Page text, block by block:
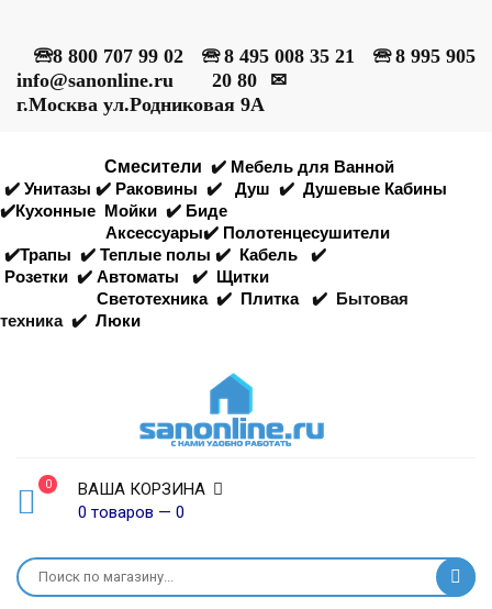
🕾8 800 707 99 02 🕾 8 495 008 35 21 🕾 8 995 905
20 80
✉
info@sanonline.ru
г.Москва ул.Родниковая 9А
Смесители ✔️ Мебель для Ванной
✔️ Унитазы ✔️ Раковины ✔️ Душ ✔️ Душевые Кабины
✔️Кухонные Мойки ✔️ Биде
Аксессуары✔️ Полотенцесушители
✔️Трапы ✔️ Теплые полы ✔️ Кабель
✔️
Розетки ✔️ Автоматы ✔️ Щитки
Светотехника ✔️ Плитка ✔️ Бытовая
техника ✔️ Люки
0
ВАША КОРЗИНА
0 товаров — 0